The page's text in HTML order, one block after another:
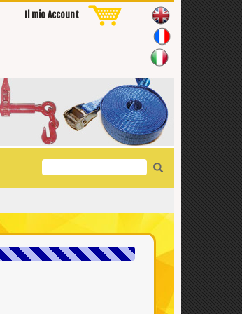
Il mio Account
Search
for: